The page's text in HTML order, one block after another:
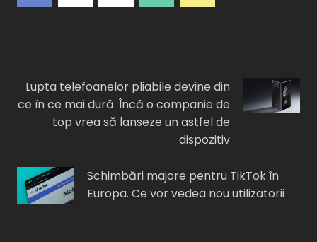
Lupta telefoanelor pliabile devine din
ce în ce mai dură. Încă o companie de
top vrea să lanseze un astfel de
dispozitiv
Schimbări majore pentru TikTok în
Europa. Ce vor vedea nou utilizatorii